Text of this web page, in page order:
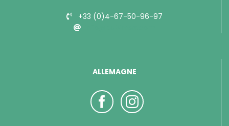
+33 (0)4-67-50-96-97
ALLEMAGNE